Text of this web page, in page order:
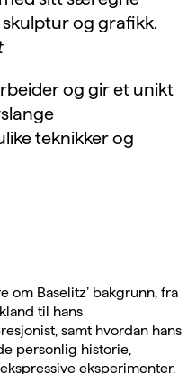
og grafikk.
og gir et unikt
teknikker og
om Baselitz’ bakgrunn, fra
til hans
samt hvordan hans
personlig historie,
eksperimenter.